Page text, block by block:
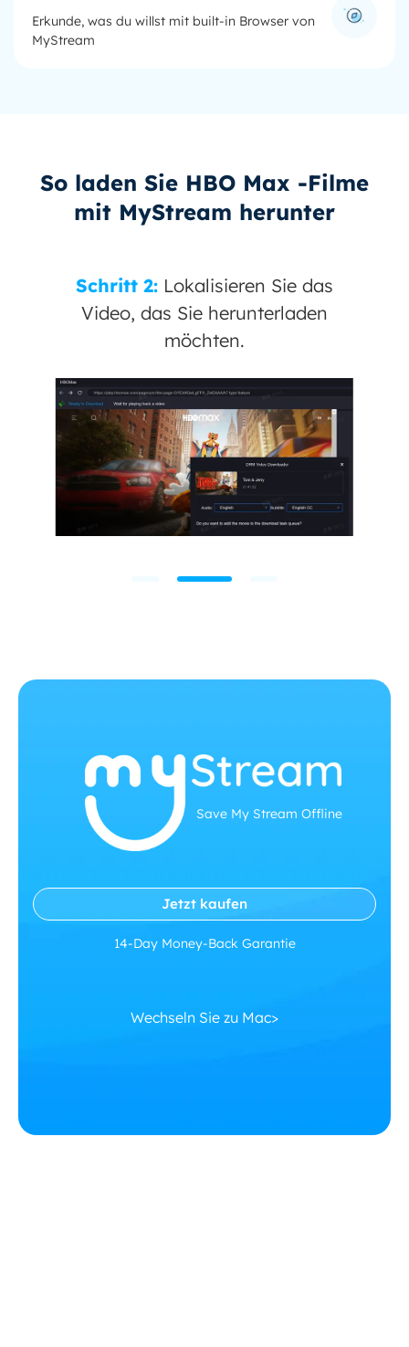
Erkunde, was du willst mit built-in Browser von
MyStream
So laden Sie HBO Max -Filme
mit MyStream herunter
Schritt 3:Klicken Sie auf
herunterladen".
Save My Stream Offline
Jetzt kaufen
14-Day Money-Back Garantie
Wechseln Sie zu Mac>